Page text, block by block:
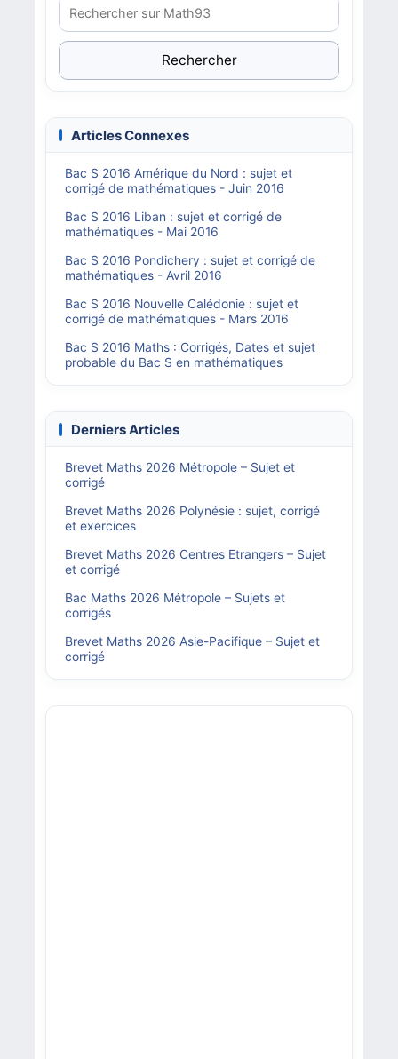
Rechercher
Articles Connexes
Bac S 2016 Amérique du Nord : sujet et
corrigé de mathématiques - Juin 2016
Bac S 2016 Liban : sujet et corrigé de
mathématiques - Mai 2016
Bac S 2016 Pondichery : sujet et corrigé de
mathématiques - Avril 2016
Bac S 2016 Nouvelle Calédonie : sujet et
corrigé de mathématiques - Mars 2016
Bac S 2016 Maths : Corrigés, Dates et sujet
probable du Bac S en mathématiques
Derniers Articles
Brevet Maths 2026 Métropole – Sujet et
corrigé
Brevet Maths 2026 Polynésie : sujet, corrigé
et exercices
Brevet Maths 2026 Centres Etrangers – Sujet
et corrigé
Bac Maths 2026 Métropole – Sujets et
corrigés
Brevet Maths 2026 Asie-Pacifique – Sujet et
corrigé